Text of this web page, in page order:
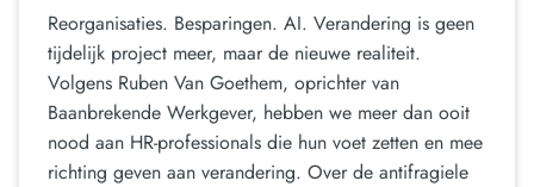
Reorganisaties. Besparingen. AI. Verandering is geen
tijdelijk project meer, maar de nieuwe realiteit.
Volgens Ruben Van Goethem, oprichter van
Baanbrekende Werkgever, hebben we meer dan ooit
nood aan HR-professionals die hun voet zetten en mee
richting geven aan verandering. Over de antifragiele